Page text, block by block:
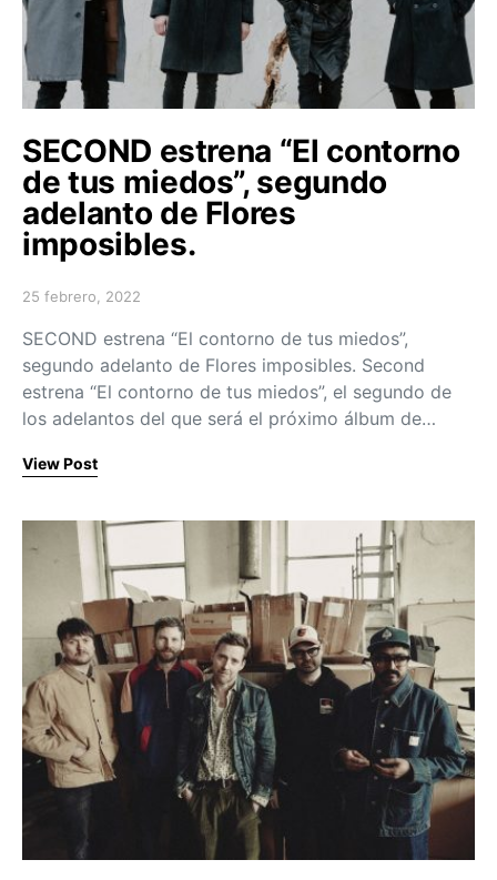
SECOND estrena “El contorno
de tus miedos”, segundo
adelanto de Flores
imposibles.
Posted on
25 febrero, 2022
SECOND estrena “El contorno de tus miedos”,
segundo adelanto de Flores imposibles. Second
estrena “El contorno de tus miedos”, el segundo de
los adelantos del que será el próximo álbum de…
View Post